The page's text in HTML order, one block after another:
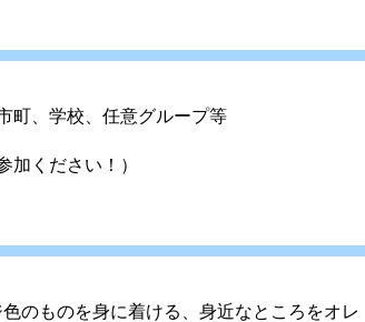
町、学校、任意グループ等
加ください！）
のものを身に着ける、身近なところをオレ